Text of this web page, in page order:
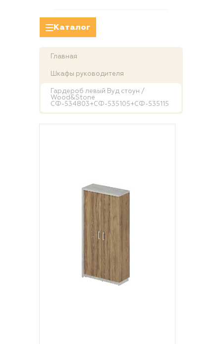
Каталог
Главная
Шкафы руководителя
Гардероб левый Вуд стоун /
Wood&Stone
СФ-534803+СФ-535105+СФ-535115